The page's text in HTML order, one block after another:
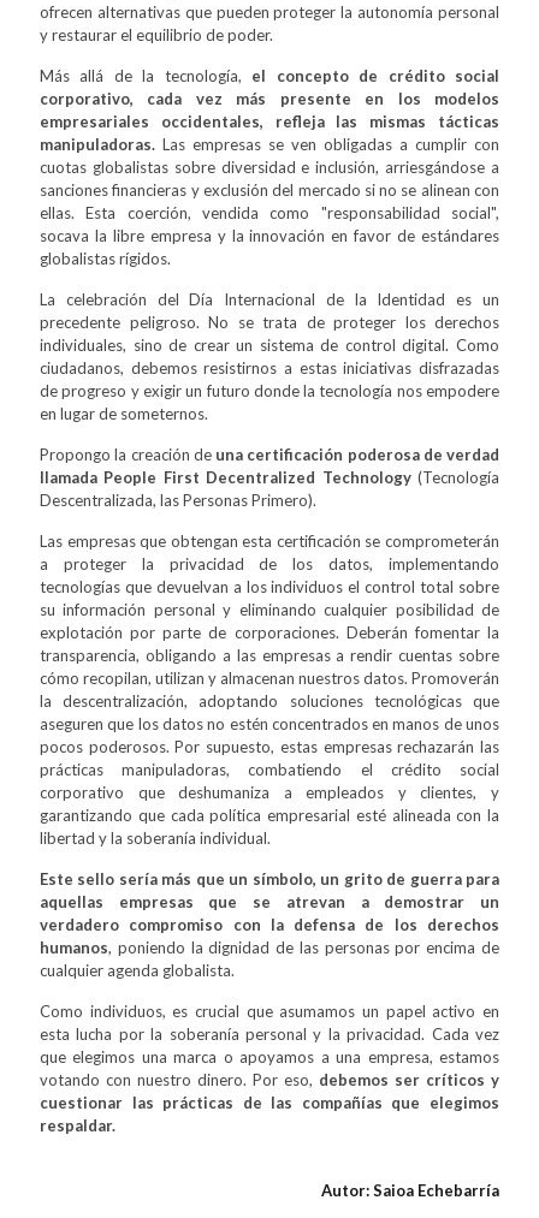
ofrecen alternativas que pueden proteger la autonomía personal
y restaurar el equilibrio de poder.
Más allá de la tecnología, el concepto de crédito social
corporativo, cada vez más presente en los modelos
empresariales occidentales, refleja las mismas tácticas
manipuladoras. Las empresas se ven obligadas a cumplir con
cuotas globalistas sobre diversidad e inclusión, arriesgándose a
sanciones financieras y exclusión del mercado si no se alinean con
ellas. Esta coerción, vendida como "responsabilidad social",
socava la libre empresa y la innovación en favor de estándares
globalistas rígidos.
La celebración del Día Internacional de la Identidad es un
precedente peligroso. No se trata de proteger los derechos
individuales, sino de crear un sistema de control digital. Como
ciudadanos, debemos resistirnos a estas iniciativas disfrazadas
de progreso y exigir un futuro donde la tecnología nos empodere
en lugar de someternos.
Propongo la creación de una certificación poderosa de verdad
llamada People First Decentralized Technology (Tecnología
Descentralizada, las Personas Primero).
Las empresas que obtengan esta certificación se comprometerán
a proteger la privacidad de los datos, implementando
tecnologías que devuelvan a los individuos el control total sobre
su información personal y eliminando cualquier posibilidad de
explotación por parte de corporaciones. Deberán fomentar la
transparencia, obligando a las empresas a rendir cuentas sobre
cómo recopilan, utilizan y almacenan nuestros datos. Promoverán
la descentralización, adoptando soluciones tecnológicas que
aseguren que los datos no estén concentrados en manos de unos
pocos poderosos. Por supuesto, estas empresas rechazarán las
prácticas manipuladoras, combatiendo el crédito social
corporativo que deshumaniza a empleados y clientes, y
garantizando que cada política empresarial esté alineada con la
libertad y la soberanía individual.
Este sello sería más que un símbolo, un grito de guerra para
aquellas empresas que se atrevan a demostrar un
verdadero compromiso con la defensa de los derechos
humanos, poniendo la dignidad de las personas por encima de
cualquier agenda globalista.
Como individuos, es crucial que asumamos un papel activo en
esta lucha por la soberanía personal y la privacidad. Cada vez
que elegimos una marca o apoyamos a una empresa, estamos
votando con nuestro dinero. Por eso, debemos ser críticos y
cuestionar las prácticas de las compañías que elegimos
respaldar.
Autor: Saioa Echebarría